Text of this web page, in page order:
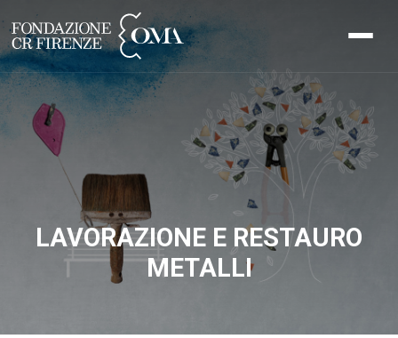
LAVORAZIONE E RESTAURO
METALLI